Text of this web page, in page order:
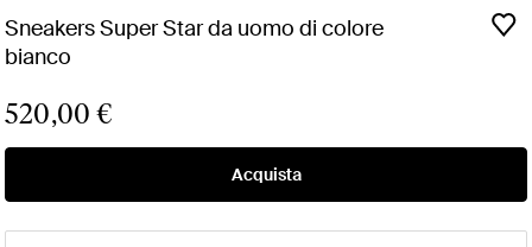
Sneakers Super Star da uomo di colore
bianco
520,00 €
Acquista